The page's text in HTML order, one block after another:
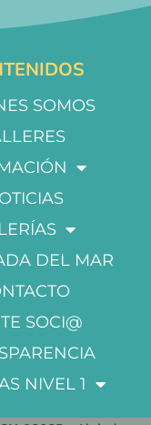
SOMOS
DEL MAR
SOCI@
NIVEL 1